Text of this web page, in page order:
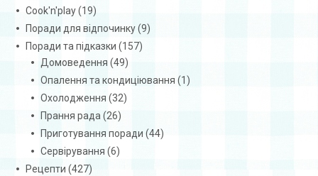
Cook'n'play(19)
Поради для відпочинку(9)
Поради та підказки (157)
Домоведення (49)
Опалення та кондиціювання (1)
Охолодження (32)
Прання рада (26)
Приготування поради (44)
Сервірування (6)
Рецепти (427)